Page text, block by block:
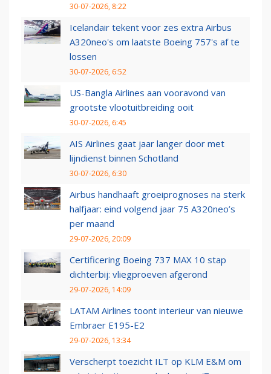
30-07-2026, 8:22
Icelandair tekent voor zes extra Airbus
A320neo's om laatste Boeing 757's af te
lossen
30-07-2026, 6:52
US-Bangla Airlines aan vooravond van
grootste vlootuitbreiding ooit
30-07-2026, 6:45
AIS Airlines gaat jaar langer door met
lijndienst binnen Schotland
30-07-2026, 6:30
Airbus handhaaft groeiprognoses na sterk
halfjaar: eind volgend jaar 75 A320neo’s
per maand
29-07-2026, 20:09
Certificering Boeing 737 MAX 10 stap
dichterbij: vliegproeven afgerond
29-07-2026, 14:09
LATAM Airlines toont interieur van nieuwe
Embraer E195-E2
29-07-2026, 13:34
Verscherpt toezicht ILT op KLM E&M om